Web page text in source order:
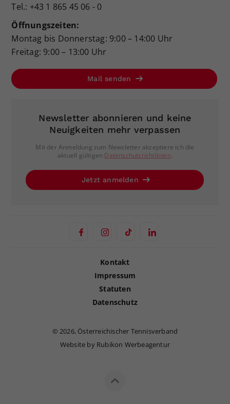
Tel.: +43 1 865 45 06 - 0
Öffnungszeiten:
Montag bis Donnerstag: 9:00 – 14:00 Uhr
Freitag: 9:00 – 13:00 Uhr
Mail senden
Newsletter abonnieren und keine
Neuigkeiten mehr verpassen
Mit der Anmeldung zum Newsletter akzeptiere ich die
aktuell gültigen Datenschutzrichtlinien.
Jetzt anmelden
Kontakt
Impressum
Statuten
Datenschutz
©2026, Österreichischer Tennisverband
Website by Rubikon Werbeagentur